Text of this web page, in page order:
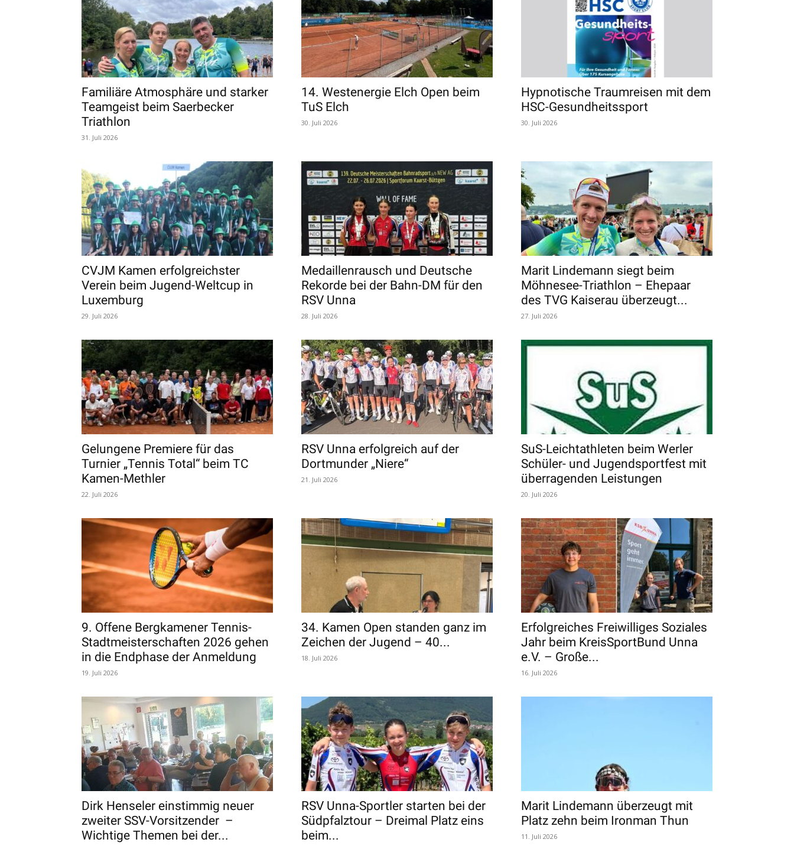
Familiäre Atmosphäre und starker
Teamgeist beim Saerbecker
Triathlon
31. Juli 2026
14. Westenergie Elch Open beim
TuS Elch
30. Juli 2026
Hypnotische Traumreisen mit dem
HSC-Gesundheitssport
30. Juli 2026
CVJM Kamen erfolgreichster
Verein beim Jugend-Weltcup in
Luxemburg
29. Juli 2026
Medaillenrausch und Deutsche
Rekorde bei der Bahn-DM für den
RSV Unna
28. Juli 2026
Marit Lindemann siegt beim
Möhnesee-Triathlon – Ehepaar
des TVG Kaiserau überzeugt...
27. Juli 2026
Gelungene Premiere für das
Turnier „Tennis Total“ beim TC
Kamen-Methler
22. Juli 2026
RSV Unna erfolgreich auf der
Dortmunder „Niere“
21. Juli 2026
SuS-Leichtathleten beim Werler
Schüler- und Jugendsportfest mit
überragenden Leistungen
20. Juli 2026
9. Offene Bergkamener Tennis-
Stadtmeisterschaften 2026 gehen
in die Endphase der Anmeldung
19. Juli 2026
34. Kamen Open standen ganz im
Zeichen der Jugend – 40...
18. Juli 2026
Erfolgreiches Freiwilliges Soziales
Jahr beim KreisSportBund Unna
e.V. – Große...
16. Juli 2026
Dirk Henseler einstimmig neuer
zweiter SSV-Vorsitzender –
Wichtige Themen bei der...
RSV Unna-Sportler starten bei der
Südpfalztour – Dreimal Platz eins
beim...
Marit Lindemann überzeugt mit
Platz zehn beim Ironman Thun
11. Juli 2026